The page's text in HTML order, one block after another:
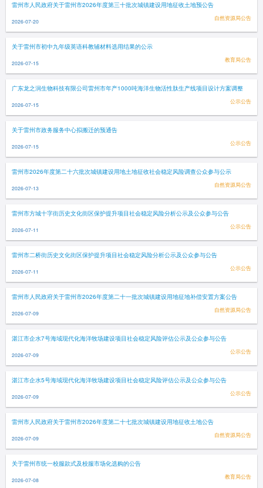
雷州市人民政府关于雷州市2026年度第三十批次城镇建设用地征收土地预公告
2026-07-20 自然资源局公告
关于雷州市初中九年级英语科教辅材料选用结果的公示
2026-07-15 教育局公告
广东龙之润生物科技有限公司雷州市年产1000吨海洋生物活性肽生产线项目设计方案调整
2026-07-15 公示公告
关于雷州市政务服务中心拟搬迁的预通告
2026-07-15 公示公告
雷州市2026年度第二十六批次城镇建设用地土地征收社会稳定风险调查公众参与公示
2026-07-13 自然资源局公告
雷州市方城十字街历史文化街区保护提升项目社会稳定风险分析公示及公众参与公告
2026-07-11 公示公告
雷州市二桥街历史文化街区保护提升项目社会稳定风险分析公示及公众参与公告
2026-07-11 公示公告
雷州市人民政府关于雷州市2026年度第二十一批次城镇建设用地征地补偿安置方案公告
2026-07-09 自然资源局公告
湛江市企水7号海域现代化海洋牧场建设项目社会稳定风险评估公示及公众参与公告
2026-07-09 公示公告
湛江市企水5号海域现代化海洋牧场建设项目社会稳定风险评估公示及公众参与公告
2026-07-09 公示公告
雷州市人民政府关于雷州市2026年度第二十七批次城镇建设用地征收土地公告
2026-07-09 自然资源局公告
关于雷州市统一校服款式及校服市场化选购的公告
2026-07-08 教育局公告